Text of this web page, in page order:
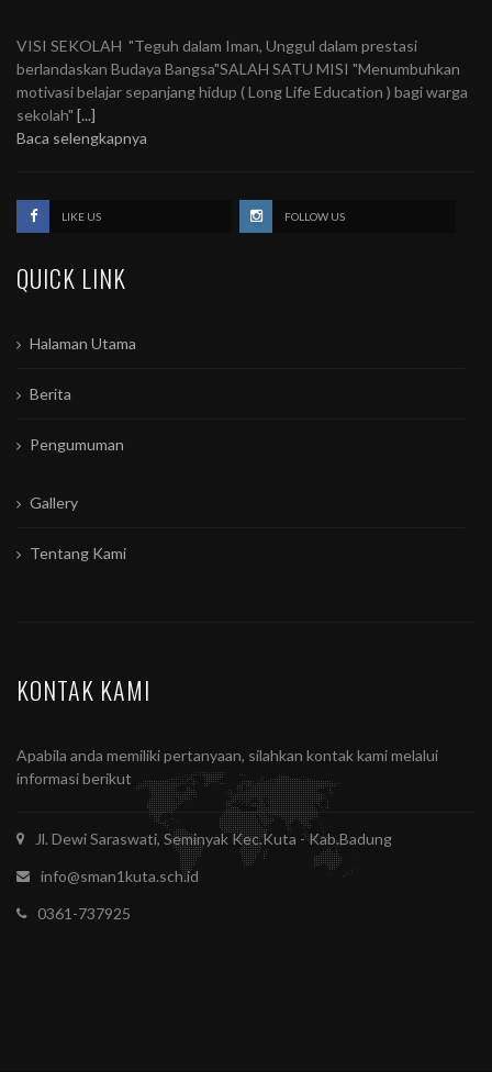
VISI SEKOLAH "Teguh dalam Iman, Unggul dalam prestasi
berlandaskan Budaya Bangsa"SALAH SATU MISI "Menumbuhkan
motivasi belajar sepanjang hidup ( Long Life Education ) bagi warga
sekolah" [...]
Baca selengkapnya
LIKE US FOLLOW US
QUICK LINK
Halaman Utama
Berita
Pengumuman
Gallery
Tentang Kami
KONTAK KAMI
Apabila anda memiliki pertanyaan, silahkan kontak kami melalui
informasi berikut
Jl. Dewi Saraswati, Seminyak Kec.Kuta - Kab.Badung
info@sman1kuta.sch.id
0361-737925